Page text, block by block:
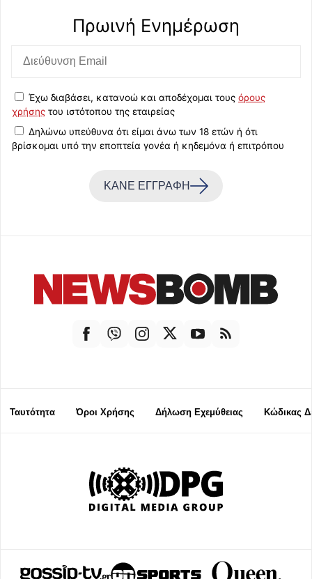
Πρωινή Eνημέρωση
Έχω διαβάσει, κατανοώ και αποδέχομαι τους όρους
χρήσης του ιστότοπου της εταιρείας
Δηλώνω υπεύθυνα ότι είμαι άνω των 18 ετών ή ότι
βρίσκομαι υπό την εποπτεία γονέα ή κηδεμόνα ή επιτρόπου
ΚΑΝΕ ΕΓΓΡΑΦΗ
Ταυτότητα Όροι Χρήσης Δήλωση Εχεμύθειας Κώδικας